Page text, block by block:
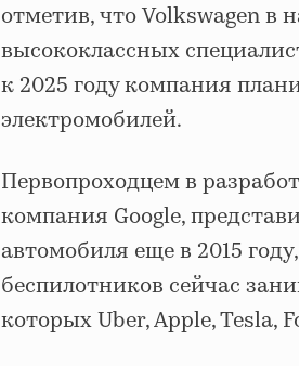
отметив, что Volkswagen в
высококлассных
к 2025 году компания
электромобилей.
Первопроходцем в
компания Google,
автомобиля еще в 2015
беспилотников сейчас
которых Uber, Apple, Tesla,